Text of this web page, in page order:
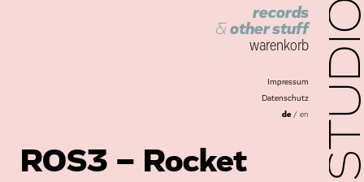
records
& other stuff
warenkorb
Impressum
Datenschutz
de/ en
ROS3 – Rocket